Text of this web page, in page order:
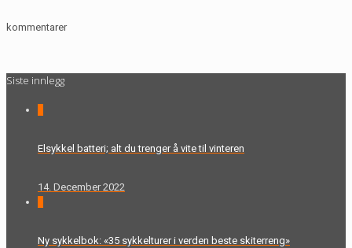
kommentarer
Siste innlegg
Elsykkel batteri; alt du trenger å vite til vinteren
14. December 2022
Ny sykkelbok: «35 sykkelturer i verden beste skiterreng»